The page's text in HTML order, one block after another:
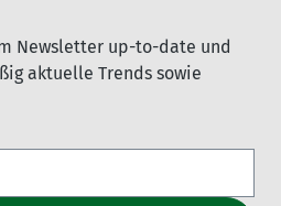
Newsletter up-to-date und
aktuelle Trends sowie